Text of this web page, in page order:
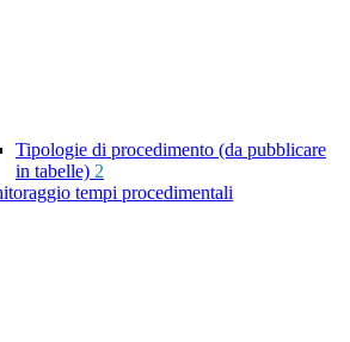
Tipologie di procedimento (da pubblicare
in tabelle) 2
tempi procedimentali